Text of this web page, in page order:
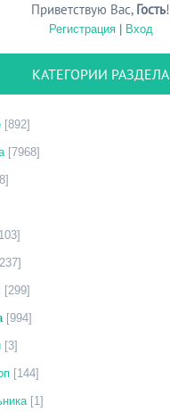
Приветствую Вас, Гость!
Регистрация| Вход
КАТЕГОРИИ РАЗДЕЛА
[892]
[7968]
[299]
[994]
[3]
[144]
[1]